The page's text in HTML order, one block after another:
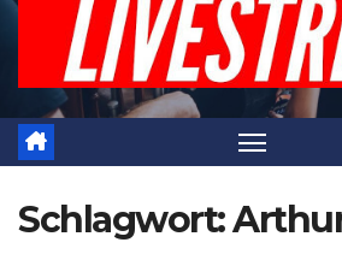
Schlagwort: